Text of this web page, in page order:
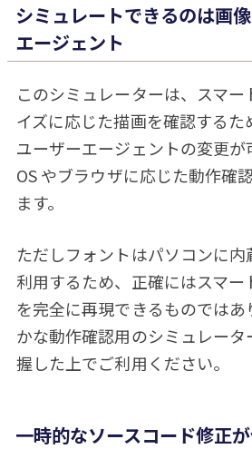
シミュレートできるのは画
エージェント
このシミュレーターは、スマ
イズに応じた描画を確認するた
ユーザーエージェントの変更が
OS やブラウザに応じた動作確
ます。
ただしフォントはパソコンに内
利用するため、正確にはスマー
を完全に再現できるものではあ
かな動作確認用のシミュレー
握した上でご利用ください。
一時的なソースコード修正